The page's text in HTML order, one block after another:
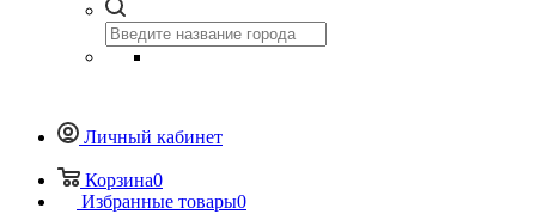
Личный кабинет
Корзина0
Избранные товары0